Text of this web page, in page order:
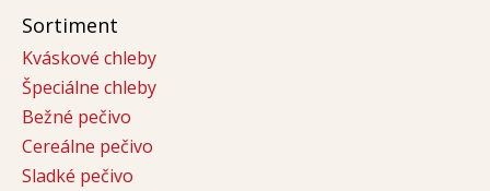
Sortiment
Kváskové chleby
Špeciálne chleby
Bežné pečivo
Cereálne pečivo
Sladké pečivo